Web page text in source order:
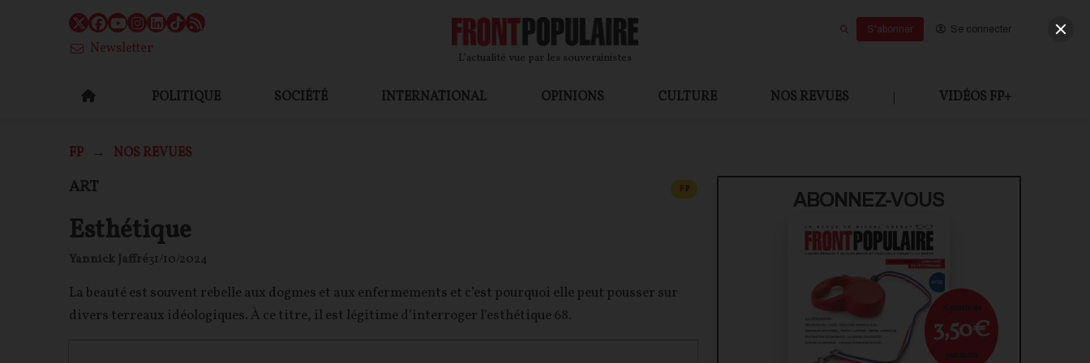
Newsletter
L’actualité vue par les souverainistes
S'abonner Se connecter
POLITIQUE SOCIÉTÉ INTERNATIONAL OPINIONS CULTURE NOS REVUES | VIDÉOS FP+
FP NOS REVUES
ART FP
CONTENU PAYANT
Esthétique
Yannick Jaffré31/10/2024
La beauté est souvent rebelle aux dogmes et aux enfermements et c’est pourquoi elle peut pousser sur
divers terreaux idéologiques. À ce titre, il est légitime d’interroger l’esthétique 68.
ABONNEZ-VOUS
À partir de
3,50€
par mois